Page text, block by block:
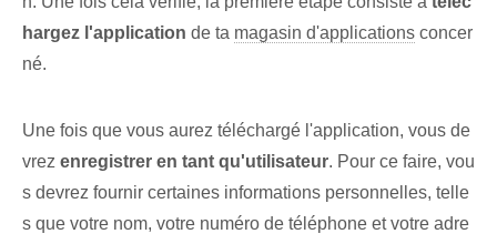
hargez l'application de ta magasin d'applications concer
né.
Une fois que vous aurez téléchargé l'application, vous de
vrez enregistrer en tant qu'utilisateur. Pour ce faire, vou
s devrez fournir certaines informations personnelles, telle
s que votre nom, votre numéro de téléphone et votre adre